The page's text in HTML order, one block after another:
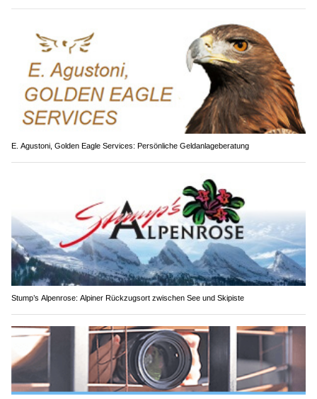
E. Agustoni, Golden Eagle Services: Persönliche Geldanlageberatung
Stump’s Alpenrose: Alpiner Rückzugsort zwischen See und Skipiste